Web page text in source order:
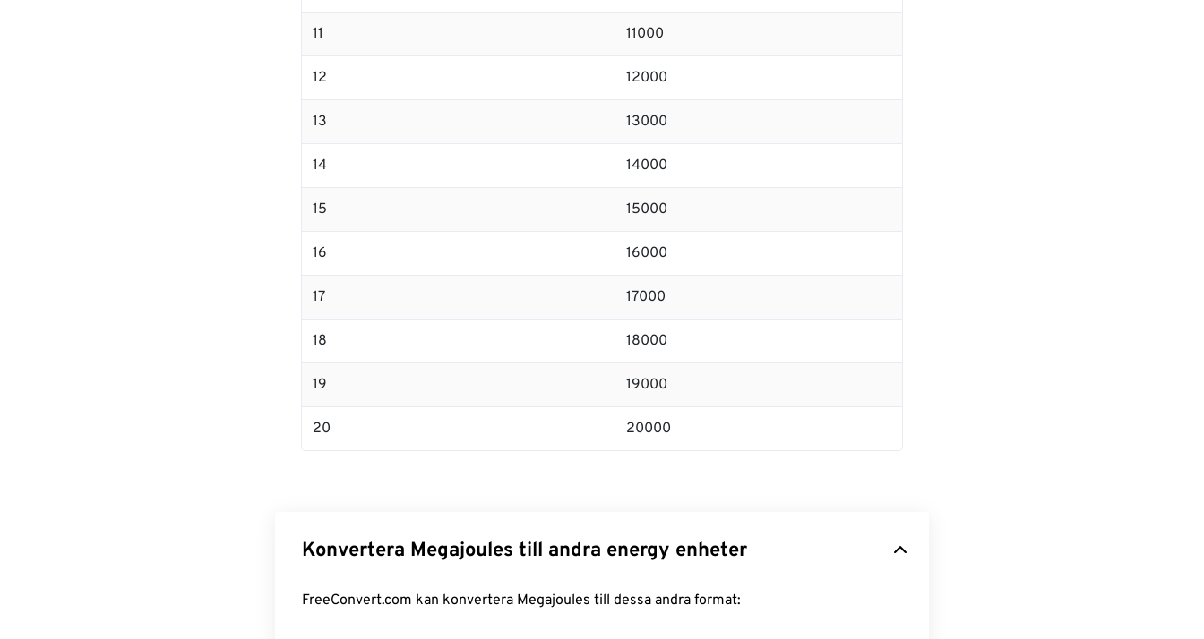
11 11000
12 12000
13 13000
14 14000
15 15000
16 16000
17 17000
18 18000
19 19000
20 20000
Konvertera Megajoules till andra energy enheter
FreeConvert.com kan konvertera Megajoules till dessa andra format: